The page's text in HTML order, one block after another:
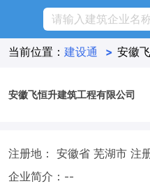
当前位置： 建设通 > 安徽
安徽飞恒升建筑工程有限公司
注册地： 安徽省 芜湖市 注
企业简介：--